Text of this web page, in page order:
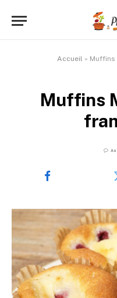
Accueil » Muffins
Muffins